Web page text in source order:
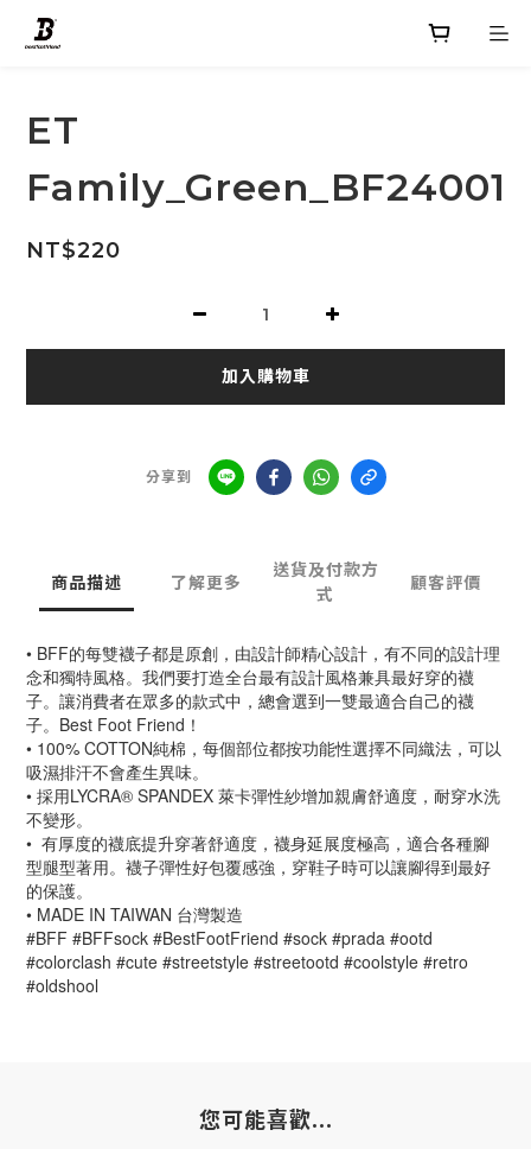
ET
Family_Green_BF24001
NT$220
加入購物車
分享到
商品描述 了解更多
送貨及付款方
式
顧客評價
• BFF的每雙襪子都是原創，由設計師精心設計，有不同的設計理
念和獨特風格。我們要打造全台最有設計風格兼具最好穿的襪
子。讓消費者在眾多的款式中，總會選到一雙最適合自己的襪
子。Best Foot Friend！
• 100% COTTON純棉，每個部位都按功能性選擇不同織法，可以
吸濕排汗不會產生異味。
• 採用LYCRA® SPANDEX 萊卡彈性紗增加親膚舒適度，耐穿水洗
不變形。
•  有厚度的襪底提升穿著舒適度，襪身延展度極高，適合各種腳
型腿型著用。襪子彈性好包覆感強，穿鞋子時可以讓腳得到最好
的保護。
• MADE IN TAIWAN 台灣製造
#BFF #BFFsock #BestFootFriend #sock #prada #ootd
#colorclash #cute #streetstyle #streetootd #coolstyle #retro
#oldshool
您可能喜歡...